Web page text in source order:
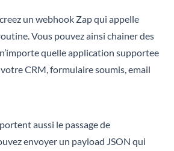
un webhook Zap qui appelle
Vous pouvez ainsi chainer des
quelle application supportee
CRM, formulaire soumis, email
aussi le passage de
envoyer un payload JSON qui